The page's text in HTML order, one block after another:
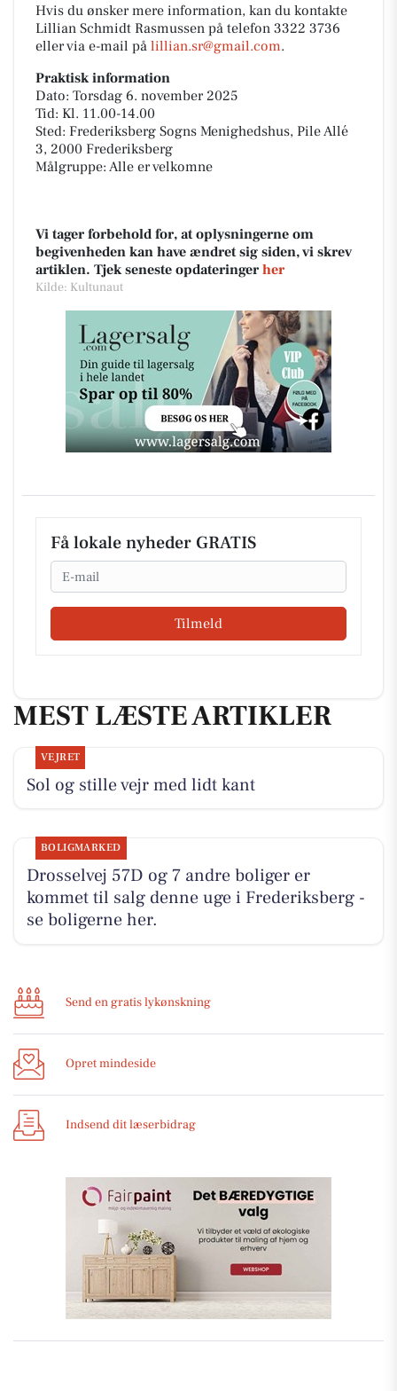
Hvis du ønsker mere information, kan du kontakte
Lillian Schmidt Rasmussen på telefon 3322 3736
eller via e-mail på lillian.sr@gmail.com.
Praktisk information
Dato: Torsdag 6. november 2025
Tid: Kl. 11.00-14.00
Sted: Frederiksberg Sogns Menighedshus, Pile Allé
3, 2000 Frederiksberg
Målgruppe: Alle er velkomne
Vi tager forbehold for, at oplysningerne om
begivenheden kan have ændret sig siden, vi skrev
artiklen. Tjek seneste opdateringer her
Kilde: Kultunaut
Få lokale nyheder GRATIS
Email
Tilmeld
MEST LÆSTE ARTIKLER
VEJRET
Sol og stille vejr med lidt kant
BOLIGMARKED
Drosselvej 57D og 7 andre boliger er
kommet til salg denne uge i Frederiksberg -
se boligerne her.
Send en gratis lykønskning
Opret mindeside
Indsend dit læserbidrag